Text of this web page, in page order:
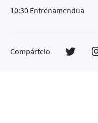
10:30 Entrenamendua
Compártelo